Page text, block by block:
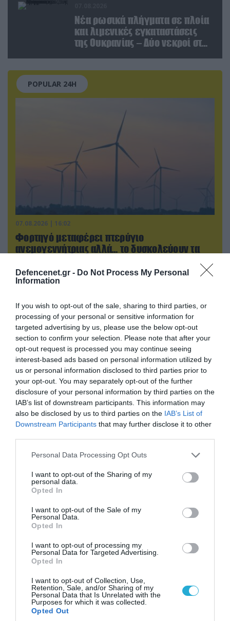
Defencenet.gr - Do Not Process My Personal
Information
If you wish to opt-out of the sale, sharing to third parties, or
processing of your personal or sensitive information for
targeted advertising by us, please use the below opt-out
section to confirm your selection. Please note that after your
opt-out request is processed you may continue seeing
interest-based ads based on personal information utilized by
us or personal information disclosed to third parties prior to
your opt-out. You may separately opt-out of the further
disclosure of your personal information by third parties on the
IAB’s list of downstream participants. This information may
also be disclosed by us to third parties on the IAB’s List of
Downstream Participants that may further disclose it to other
Please note that this website/app uses one or more Google
not limited to your visit or usage behaviour. You may click to
grant or deny consent to Google and its third-party tags to
use your data for below specified purposes in below Google
consent section.
Personal Data Processing Opt Outs
I want to opt-out of the Sharing of my
personal data.
Opted In
I want to opt-out of the Sale of my
Personal Data.
Opted In
I want to opt-out of processing my
Personal Data for Targeted Advertising.
Opted In
I want to opt-out of Collection, Use,
Retention, Sale, and/or Sharing of my
Personal Data that Is Unrelated with the
Purposes for which it was collected.
Opted Out
Νέα ρωσικά πλήγματα σε πλοία
και λιμενικές εγκαταστάσεις
της Ουκρανίας – Δύο νεκροί στην
POPULAR 24H
07.08.2026 | 16:02
Φορτηγό μεταφέρει πτερύγιο
ανεμογεννήτριας αλλά… το δυσκολεύουν τα
07.08.2026 | 23:02
Τα πρώτα πλάνα ομάδας Βορειοκορεατών
στρατιωτών από την αποστολή των 30.000
που έφτασαν στη Ρωσία (βίντεο)
07.08.2026 | 08:02
Κλιμακώνουν οι Χούθι: Eξαπέλυσαν επιθέσεις
κατά στρατιωτικών δυνάμεων στην Υεμένη –